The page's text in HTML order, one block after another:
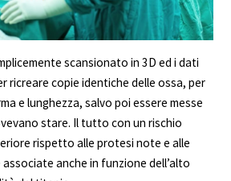
scansionato in 3D ed i dati
ricreare copie identiche delle ossa, per
e lunghezza, salvo poi essere messe
stare. Il tutto con un rischio
rispetto alle protesi note e alle
anche in funzione dell’alto